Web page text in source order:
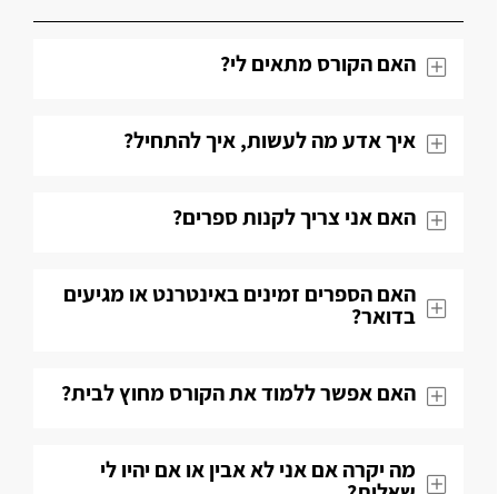
האם הקורס מתאים לי?
איך אדע מה לעשות, איך להתחיל?
האם אני צריך לקנות ספרים?
האם הספרים זמינים באינטרנט או מגיעים
בדואר?
האם אפשר ללמוד את הקורס מחוץ לבית?
מה יקרה אם אני לא אבין או אם יהיו לי